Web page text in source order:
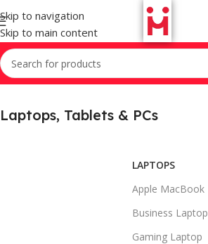
Skip to navigation
Skip to main content
Laptops, Tablets & PCs
LAPTOPS
Apple MacBook
Business Laptop
Gaming Laptop